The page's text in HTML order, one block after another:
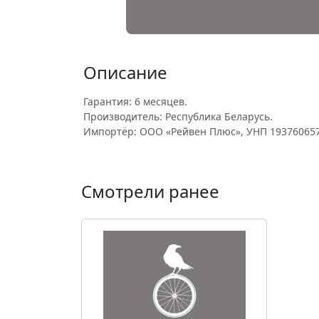
Описание
Гарантия: 6 месяцев.
Производитель: Республика Беларусь.
Импортёр: ООО «Рейвен Плюс», УНП
Смотрели ранее